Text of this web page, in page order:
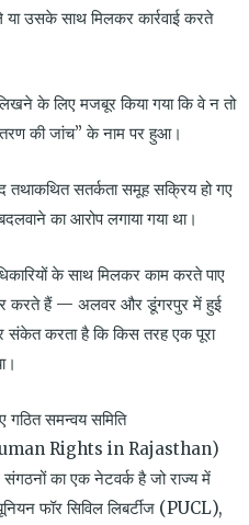
या उसके साथ मिलकर कार्रवाई करते
के लिए मजबूर किया गया कि वे न तो
की जांच” के नाम पर हुआ।
तथाकथित सतर्कता समूह सक्रिय हो गए
का आरोप लगाया गया था।
के साथ मिलकर काम करते पाए
करते हैं — अलवर और डूंगरपुर में हुई
संकेत करता है कि किस तरह एक पूरा
गठित समन्वय समिति
Rights in Rajasthan)
संगठनों का एक नेटवर्क है जो राज्य में
फॉर सिविल लिबर्टीज (PUCL),